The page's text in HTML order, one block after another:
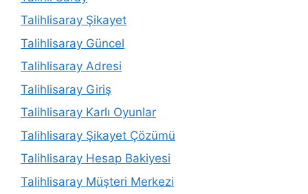
Talihlisaray Şikayet
Talihlisaray Güncel
Talihlisaray Adresi
Talihlisaray Giriş
Talihlisaray Karlı Oyunlar
Talihlisaray Şikayet Çözümü
Talihlisaray Hesap Bakiyesi
Talihlisaray Müşteri Merkezi